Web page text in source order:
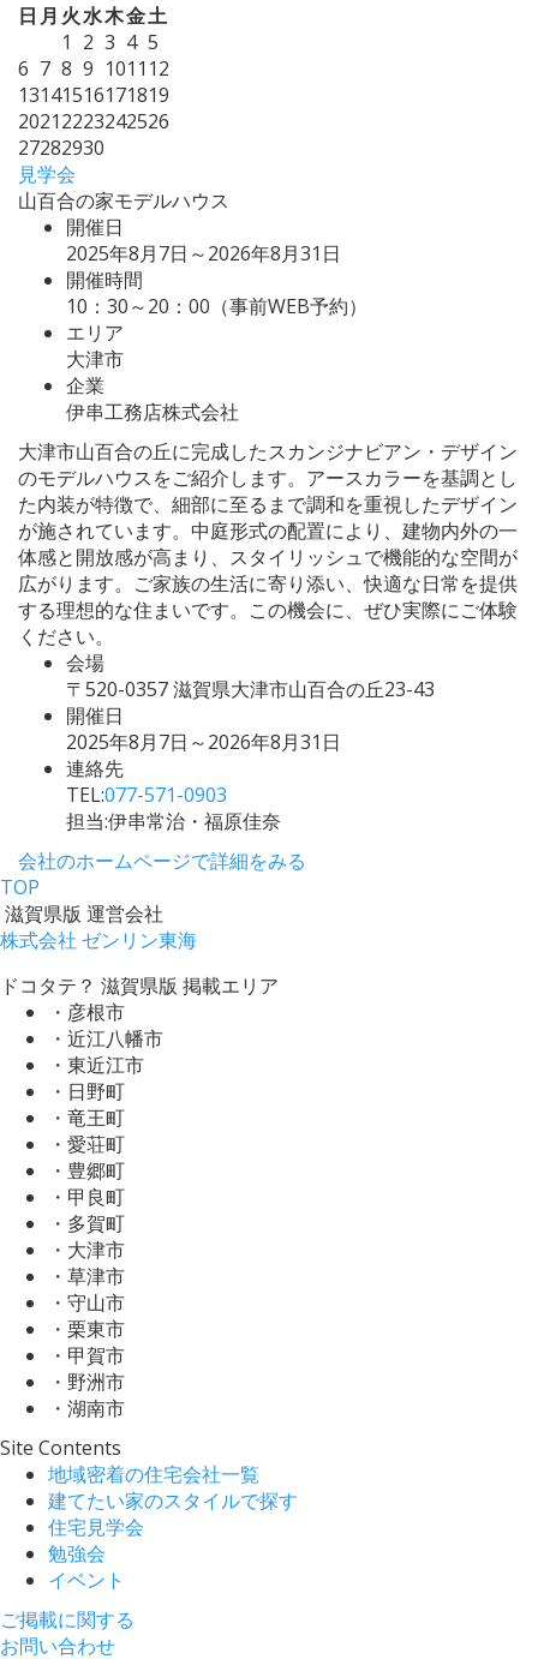
日 月 火水木金土
1 2 3 4 5
6 7 8 9 1011 12
13141516171819
20212223242526
27282930
見学会
山百合の家モデルハウス
開催日
2025年8月7日～2026年8月31日
開催時間
10：30～20：00（事前WEB予約）
エリア
大津市
企業
伊串工務店株式会社
大津市山百合の丘に完成したスカンジナビアン・デザイン
のモデルハウスをご紹介します。アースカラーを基調とし
た内装が特徴で、細部に至るまで調和を重視したデザイン
が施されています。中庭形式の配置により、建物内外の一
体感と開放感が高まり、スタイリッシュで機能的な空間が
広がります。ご家族の生活に寄り添い、快適な日常を提供
する理想的な住まいです。この機会に、ぜひ実際にご体験
ください。
会場
〒520-0357 滋賀県大津市山百合の丘23-43
開催日
2025年8月7日～2026年8月31日
連絡先
TEL:077-571-0903
担当:伊串常治・福原佳奈
会社のホームページで詳細をみる
TOP
滋賀県版 運営会社
株式会社 ゼンリン東海
ドコタテ？ 滋賀県版 掲載エリア
・彦根市
・近江八幡市
・東近江市
・日野町
・竜王町
・愛荘町
・豊郷町
・甲良町
・多賀町
・大津市
・草津市
・守山市
・栗東市
・甲賀市
・野洲市
・湖南市
Site Contents
地域密着の住宅会社一覧
建てたい家のスタイルで探す
住宅見学会
勉強会
イベント
ご掲載に関する
お問い合わせ